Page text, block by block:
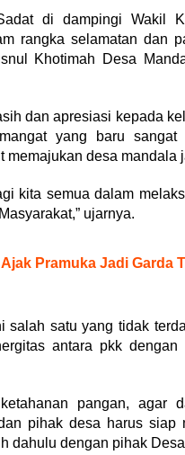
di dampingi Wakil
rangka selamatan dan
Khotimah Desa
dan apresiasi kepada
yang baru
memajukan desa mandala
kita semua dalam
ujarnya.
Pramuka Jadi Garda
satu yang tidak
antara pkk dengan
pangan, agar
pihak desa harus siap
dahulu dengan pihak